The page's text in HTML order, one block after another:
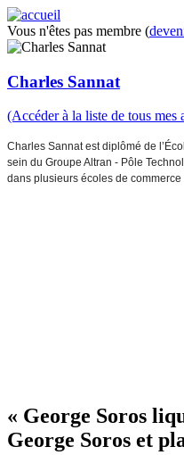
Vous n'êtes pas membre (
Charles Sannat
(Accéder à la liste de tous mes
Charles Sannat est diplômé de
sein du Groupe Altran - Pôle
dans plusieurs écoles de
« George Soros
George Soros et